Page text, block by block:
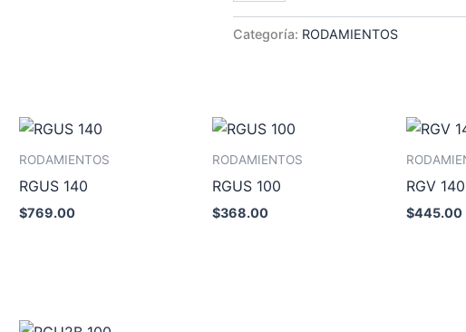
Categoría: RODAMIENTOS
RODAMIENTOS
RGUS 140
$769.00
RODAMIENTOS
RGUS 100
$368.00
RGV 140
$445.00